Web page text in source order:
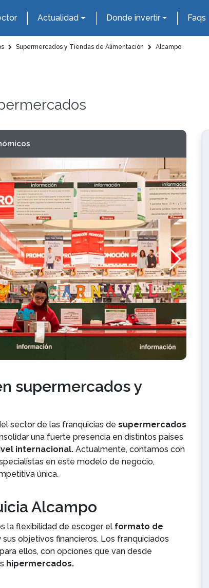
Actualidad Donde invertir Faqs
Supermercados y Tiendas de Alimentación Alcampo
supermercados y
sector de las franquicias de supermercados
una fuerte presencia en distintos países
internacional. Actualmente, contamos con
en este modelo de negocio,
única.
Alcampo
la flexibilidad de escoger el formato de
objetivos financieros. Los franquiciados
ellos, con opciones que van desde
hipermercados.